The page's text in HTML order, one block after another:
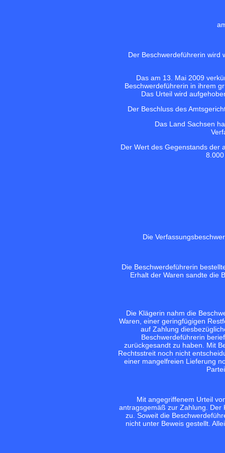
Der Beschwerdeführerin wird
Das am 13. Mai 2009
Beschwerdeführerin in ihrem
Das Urteil wird
Der Beschluss des
Das Land Sachsen
Der Wert des Gegenstands der
Die
Die Beschwerdeführerin
Erhalt der Waren sandte die
Die Klägerin nahm die
Waren, einer geringfügigen
auf Zahlung
Beschwerdeführerin
zurückgesandt zu haben. Mit
Rechtsstreit noch nicht
einer mangelfreien Lieferung
Mit angegriffenem Urteil
antragsgemäß zur Zahlung. Der
zu. Soweit die
nicht unter Beweis gestellt.